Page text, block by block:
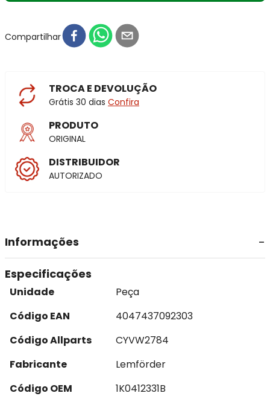
Compartilhar
TROCA E DEVOLUÇÃO
Grátis 30 dias Confira
PRODUTO
ORIGINAL
DISTRIBUIDOR
AUTORIZADO
Informações
Especificações
Unidade
Peça
Código EAN
4047437092303
Código Allparts
CYVW2784
Fabricante
Lemförder
Código OEM
1K0412331B